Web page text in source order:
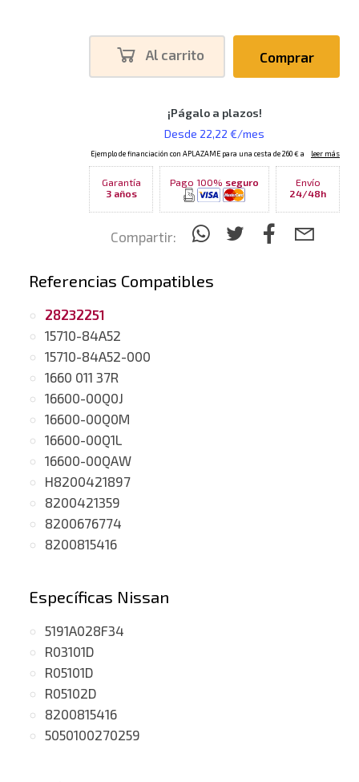
Al carrito Comprar
Garantía
3 años
Pago 100% seguro
Envío
24/48h
Compartir:
Referencias Compatibles
28232251
15710-84A52
15710-84A52-000
1660 011 37R
16600-00Q0J
16600-00Q0M
16600-00Q1L
16600-00QAW
H8200421897
8200421359
8200676774
8200815416
Específicas Nissan
5191A028F34
R03101D
R05101D
R05102D
8200815416
5050100270259